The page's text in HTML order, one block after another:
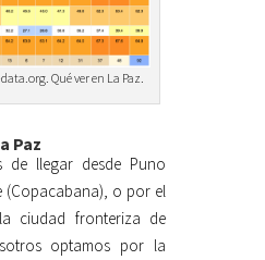
Qué ver en La Paz.
Paz
de llegar desde Puno
(Copacabana), o por el
ciudad fronteriza de
optamos por la